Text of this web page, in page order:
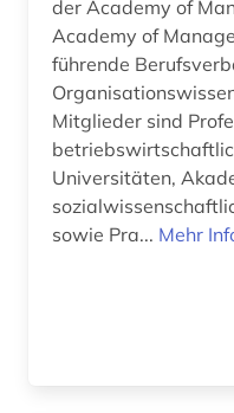
business (9)
börse (12)
der Academy of
Academy of
führende
Mitglieder sind
Universitäten,
sowie Pra... Mehr